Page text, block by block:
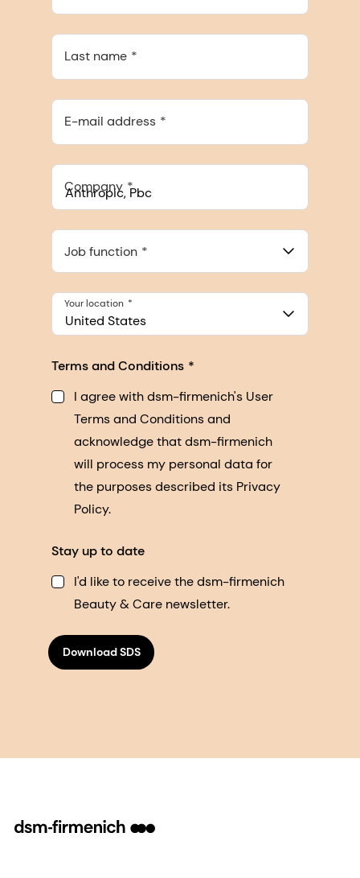
Last name
E-mail address
Company
548 Market St Pmb 90375, San Francisco, California, US
Job function
United States
Your location
Terms and Conditions
I agree with dsm-firmenich's User
Terms and Conditions and
acknowledge that dsm-firmenich
will process my personal data for
the purposes described its Privacy
Policy.
Stay up to date
I'd like to receive the dsm-firmenich
Beauty & Care newsletter.
Download SDS